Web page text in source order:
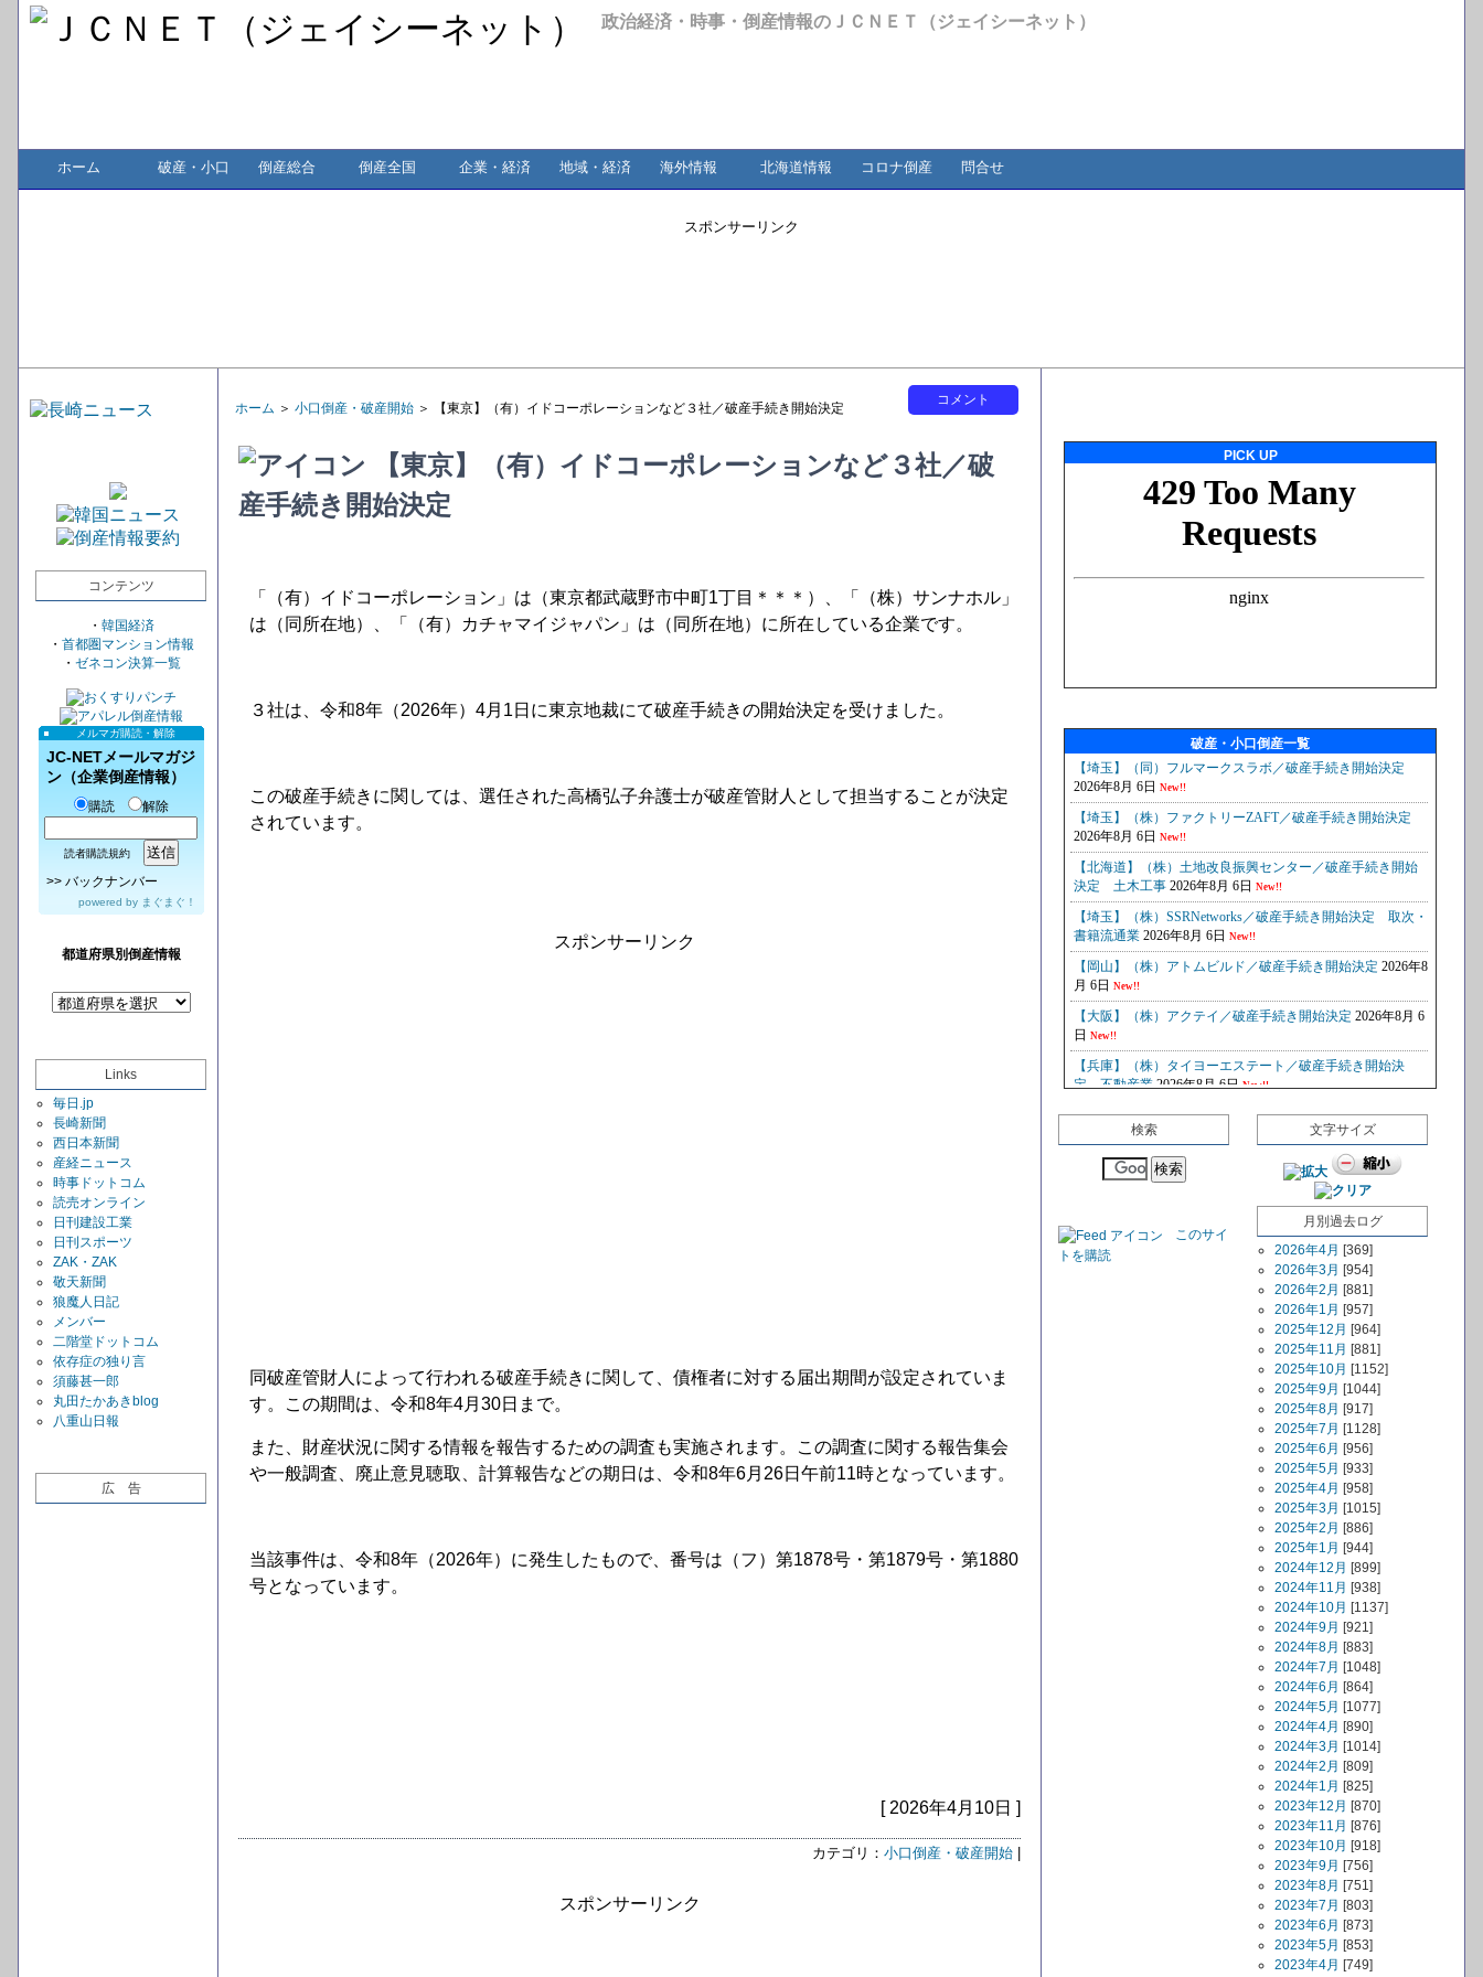
政治経済・時事・倒産情報のＪＣＮＥＴ（ジェイシーネット）
ホーム 破産・小口 倒産総合 倒産全国 企業・経済 地域・経済 海外情報 北海道情報 コロナ倒産 問合せ
スポンサーリンク
コンテンツ
・ 韓国経済
・ 首都圏マンション情報
・ ゼネコン決算一覧
メルマガ購読・解除
JC-NETメールマガジ
ン（企業倒産情報）
購読 解除
読者購読規約
>> バックナンバー
powered by まぐまぐ！
都道府県別倒産情報
Links
毎日.jp
長崎新聞
西日本新聞
産経ニュース
時事ドットコム
読売オンライン
日刊建設工業
日刊スポーツ
ZAK・ZAK
敬天新聞
狼魔人日記
メンバー
二階堂ドットコム
依存症の独り言
須藤甚一郎
丸田たかあきblog
八重山日報
広 告
コメント
ホーム ＞ 小口倒産・破産開始 ＞ 【東京】（有）イドコーポレーションなど３社／破産手続き開始決定
【東京】（有）イドコーポレーションなど３社／破
産手続き開始決定
「（有）イドコーポレーション」は（東京都武蔵野市中町1丁目＊＊＊）、「（株）サンナホル」
は（同所在地）、「（有）カチャマイジャパン」は（同所在地）に所在している企業です。
３社は、令和8年（2026年）4月1日に東京地裁にて破産手続きの開始決定を受けました。
この破産手続きに関しては、選任された高橋弘子弁護士が破産管財人として担当することが決定
されています。
スポンサーリンク
同破産管財人によって行われる破産手続きに関して、債権者に対する届出期間が設定されていま
す。この期間は、令和8年4月30日まで。
また、財産状況に関する情報を報告するための調査も実施されます。この調査に関する報告集会
や一般調査、廃止意見聴取、計算報告などの期日は、令和8年6月26日午前11時となっています。
当該事件は、令和8年（2026年）に発生したもので、番号は（フ）第1878号・第1879号・第1880
号となっています。
[ 2026年4月10日 ]
カテゴリ： 小口倒産・破産開始
スポンサーリンク
PICK UP
破産・小口倒産一覧
検索
このサイ
トを購読
文字サイズ
月別過去ログ
2026年4月 [369]
2026年3月 [954]
2026年2月 [881]
2026年1月 [957]
2025年12月 [964]
2025年11月 [881]
2025年10月 [1152]
2025年9月 [1044]
2025年8月 [917]
2025年7月 [1128]
2025年6月 [956]
2025年5月 [933]
2025年4月 [958]
2025年3月 [1015]
2025年2月 [886]
2025年1月 [944]
2024年12月 [899]
2024年11月 [938]
2024年10月 [1137]
2024年9月 [921]
2024年8月 [883]
2024年7月 [1048]
2024年6月 [864]
2024年5月 [1077]
2024年4月 [890]
2024年3月 [1014]
2024年2月 [809]
2024年1月 [825]
2023年12月 [870]
2023年11月 [876]
2023年10月 [918]
2023年9月 [756]
2023年8月 [751]
2023年7月 [803]
2023年6月 [873]
2023年5月 [853]
2023年4月 [749]